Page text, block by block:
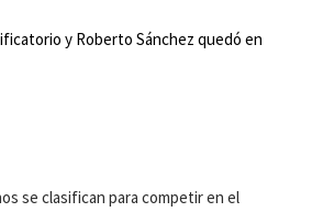
y Roberto Sánchez quedó en
se clasifican para competir en el